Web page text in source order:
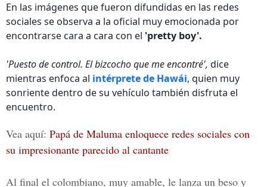
EEUU
En las imágenes que fueron difundidas en las redes
sociales se observa a la oficial muy emocionada por
encontrarse cara a cara con el 'pretty boy'.
'Puesto de control. El bizcocho que me encontré', dice
mientras enfoca al intérprete de Hawái, quien muy
sonriente dentro de su vehículo también disfruta el
encuentro.
Vea aquí: Papá de Maluma enloquece redes sociales con
su impresionante parecido al cantante
Al final el colombiano, muy amable, le lanza un beso y